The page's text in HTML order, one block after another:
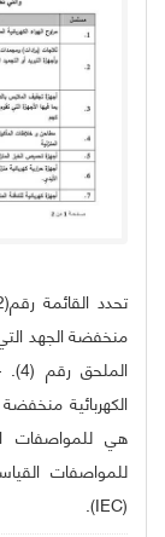
منخفضة الجهد
الكهربائية
هي للمواصفات
للمواصفات
(IEC).